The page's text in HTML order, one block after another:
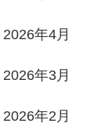
2026年4月
2026年3月
2026年2月